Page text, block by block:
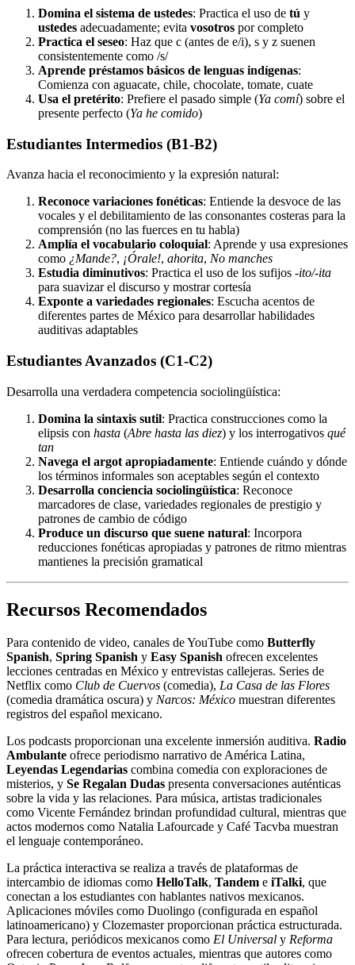
Domina el sistema de ustedes: Practica el uso de tú y
ustedes adecuadamente; evita vosotros por completo
Practica el seseo: Haz que c (antes de e/i), s y z suenen
consistentemente como /s/
Aprende préstamos básicos de lenguas indígenas:
Comienza con aguacate, chile, chocolate, tomate, cuate
Usa el pretérito: Prefiere el pasado simple (Ya comí) sobre el
presente perfecto (Ya he comido)
Estudiantes Intermedios (B1-B2)
Avanza hacia el reconocimiento y la expresión natural:
Reconoce variaciones fonéticas: Entiende la desvoce de las
vocales y el debilitamiento de las consonantes costeras para la
comprensión (no las fuerces en tu habla)
Amplía el vocabulario coloquial: Aprende y usa expresiones
como ¿Mande?, ¡Órale!, ahorita, No manches
Estudia diminutivos: Practica el uso de los sufijos -ito/-ita
para suavizar el discurso y mostrar cortesía
Exponte a variedades regionales: Escucha acentos de
diferentes partes de México para desarrollar habilidades
auditivas adaptables
Estudiantes Avanzados (C1-C2)
Desarrolla una verdadera competencia sociolingüística:
Domina la sintaxis sutil: Practica construcciones como la
elipsis con hasta (Abre hasta las diez) y los interrogativos qué
tan
Navega el argot apropiadamente: Entiende cuándo y dónde
los términos informales son aceptables según el contexto
Desarrolla conciencia sociolingüística: Reconoce
marcadores de clase, variedades regionales de prestigio y
patrones de cambio de código
Produce un discurso que suene natural: Incorpora
reducciones fonéticas apropiadas y patrones de ritmo mientras
mantienes la precisión gramatical
Recursos Recomendados
Para contenido de video, canales de YouTube como Butterfly
Spanish, Spring Spanish y Easy Spanish ofrecen excelentes
lecciones centradas en México y entrevistas callejeras. Series de
Netflix como Club de Cuervos (comedia), La Casa de las Flores
(comedia dramática oscura) y Narcos: México muestran diferentes
registros del español mexicano.
Los podcasts proporcionan una excelente inmersión auditiva. Radio
Ambulante ofrece periodismo narrativo de América Latina,
Leyendas Legendarias combina comedia con exploraciones de
misterios, y Se Regalan Dudas presenta conversaciones auténticas
sobre la vida y las relaciones. Para música, artistas tradicionales
como Vicente Fernández brindan profundidad cultural, mientras que
actos modernos como Natalia Lafourcade y Café Tacvba muestran
el lenguaje contemporáneo.
La práctica interactiva se realiza a través de plataformas de
intercambio de idiomas como HelloTalk, Tandem e iTalki, que
conectan a los estudiantes con hablantes nativos mexicanos.
Aplicaciones móviles como Duolingo (configurada en español
latinoamericano) y Clozemaster proporcionan práctica estructurada.
Para lectura, periódicos mexicanos como El Universal y Reforma
ofrecen cobertura de eventos actuales, mientras que autores como